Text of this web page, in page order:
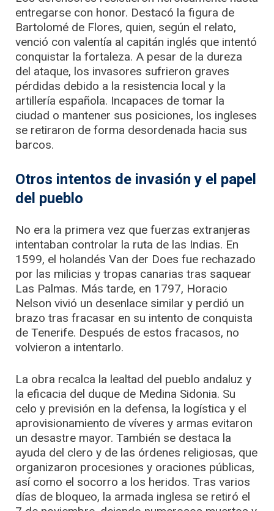
entregarse con honor. Destacó la figura de
Bartolomé de Flores, quien, según el relato,
venció con valentía al capitán inglés que intentó
conquistar la fortaleza. A pesar de la dureza
del ataque, los invasores sufrieron graves
pérdidas debido a la resistencia local y la
artillería española. Incapaces de tomar la
ciudad o mantener sus posiciones, los ingleses
se retiraron de forma desordenada hacia sus
barcos.
Otros intentos de invasión y el papel
del pueblo
No era la primera vez que fuerzas extranjeras
intentaban controlar la ruta de las Indias. En
1599, el holandés Van der Does fue rechazado
por las milicias y tropas canarias tras saquear
Las Palmas. Más tarde, en 1797, Horacio
Nelson vivió un desenlace similar y perdió un
brazo tras fracasar en su intento de conquista
de Tenerife. Después de estos fracasos, no
volvieron a intentarlo.
La obra recalca la lealtad del pueblo andaluz y
la eficacia del duque de Medina Sidonia. Su
celo y previsión en la defensa, la logística y el
aprovisionamiento de víveres y armas evitaron
un desastre mayor. También se destaca la
ayuda del clero y de las órdenes religiosas, que
organizaron procesiones y oraciones públicas,
así como el socorro a los heridos. Tras varios
días de bloqueo, la armada inglesa se retiró el